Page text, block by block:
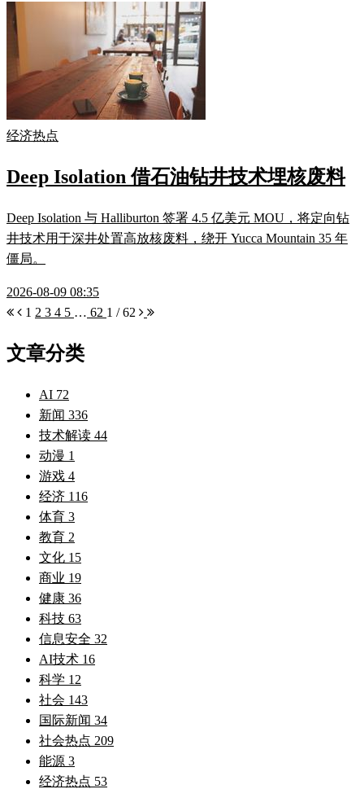
经济热点
Deep Isolation 借石油钻井技术埋核废料
Deep Isolation 与 Halliburton 签署 4.5 亿美元 MOU，将定向钻
井技术用于深井处置高放核废料，绕开 Yucca Mountain 35 年
僵局。
2026-08-09 08:35
1 2 3 4 5 … 62 1 / 62
文章分类
AI 72
新闻 336
技术解读 44
动漫 1
游戏 4
经济 116
体育 3
教育 2
文化 15
商业 19
健康 36
科技 63
信息安全 32
AI技术 16
科学 12
社会 143
国际新闻 34
社会热点 209
能源 3
经济热点 53